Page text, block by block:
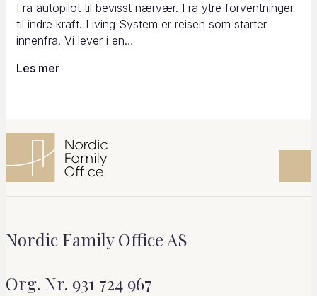
Fra autopilot til bevisst nærvær. Fra ytre forventninger
til indre kraft. Living System er reisen som starter
innenfra. Vi lever i en…
Les mer
Nordic Family Office AS
Org. Nr. 931 724 967